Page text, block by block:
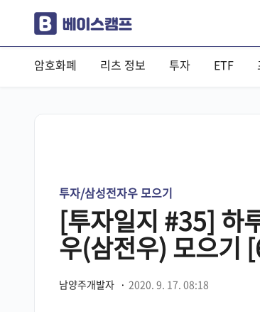
암호화폐 리츠 정보 투자 ETF
투자/삼성전자우 모으기
[투자일지 #35] 하
우(삼전우) 모으기
남양주개발자 · 2020. 9. 17. 08:18